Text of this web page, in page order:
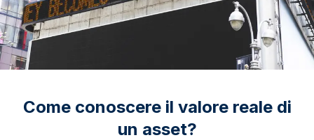
Come conoscere il valore reale di
un asset?